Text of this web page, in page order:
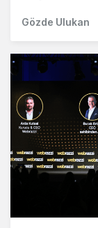
Gözde Ulukan